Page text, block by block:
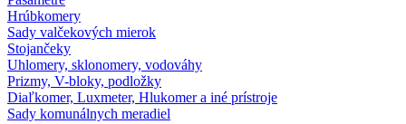
Hrúbkomery
Sady valčekových mierok
Stojančeky
Uhlomery, sklonomery, vodováhy
Prizmy, V-bloky, podložky
Diaľkomer, Luxmeter, Hlukomer a iné prístroje
Sady komunálnych meradiel